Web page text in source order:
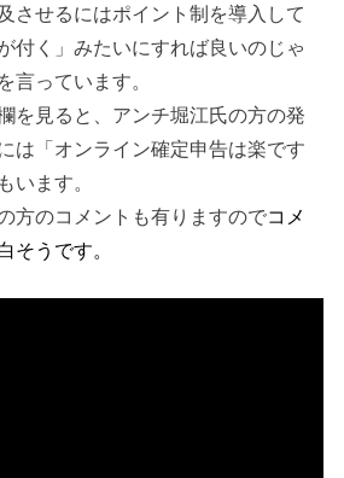
させるにはポイント制を導入して
付く」みたいにすれば良いのじゃ
言っています。
を見ると、アンチ堀江氏の方の発
は「オンライン確定申告は楽です
います。
方のコメントも有りますのでコメ
そうです。